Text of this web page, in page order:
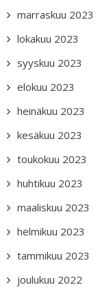
marraskuu 2023
lokakuu 2023
syyskuu 2023
elokuu 2023
heinäkuu 2023
kesäkuu 2023
toukokuu 2023
huhtikuu 2023
maaliskuu 2023
helmikuu 2023
tammikuu 2023
joulukuu 2022